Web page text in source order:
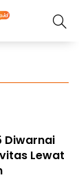
Diwarnai
Lewat